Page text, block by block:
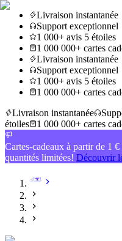
Livraison instantanée
Support exceptionnel
1 000+ avis 5 étoiles
1 000 000+ cartes
Livraison instantanée
Support exceptionnel
1 000+ avis 5 étoiles
1 000 000+ cartes
Livraison instantanée
étoiles
1 000 000+ cartes
Cartes-cadeaux à partir de 1
quantités limitées! Découvrir